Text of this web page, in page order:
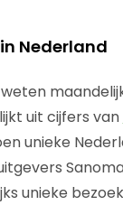
Nederland
uit cijfers van
unieke
unieke